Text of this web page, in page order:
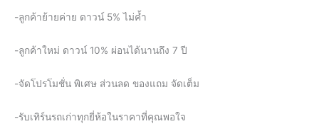
-ลูกค้าย้ายค่าย ดาวน์ 5% ไม่ค้ำ
-ลูกค้าใหม่ ดาวน์ 10% ผ่อนได้นานถึง 7 ปี
-จัดโปรโมชั่น พิเศษ ส่วนลด ของแถม จัดเต็ม
-รับเทิร์นรถเก่าทุกยี่ห้อในราคาที่คุณพอใจ